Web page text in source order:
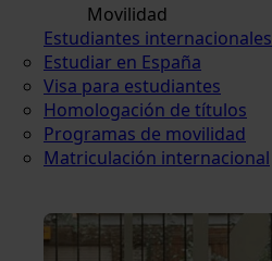
Movilidad
Estudiantes internacionales
Estudiar en España
Visa para estudiantes
Homologación de títulos
Programas de movilidad
Matriculación internacional